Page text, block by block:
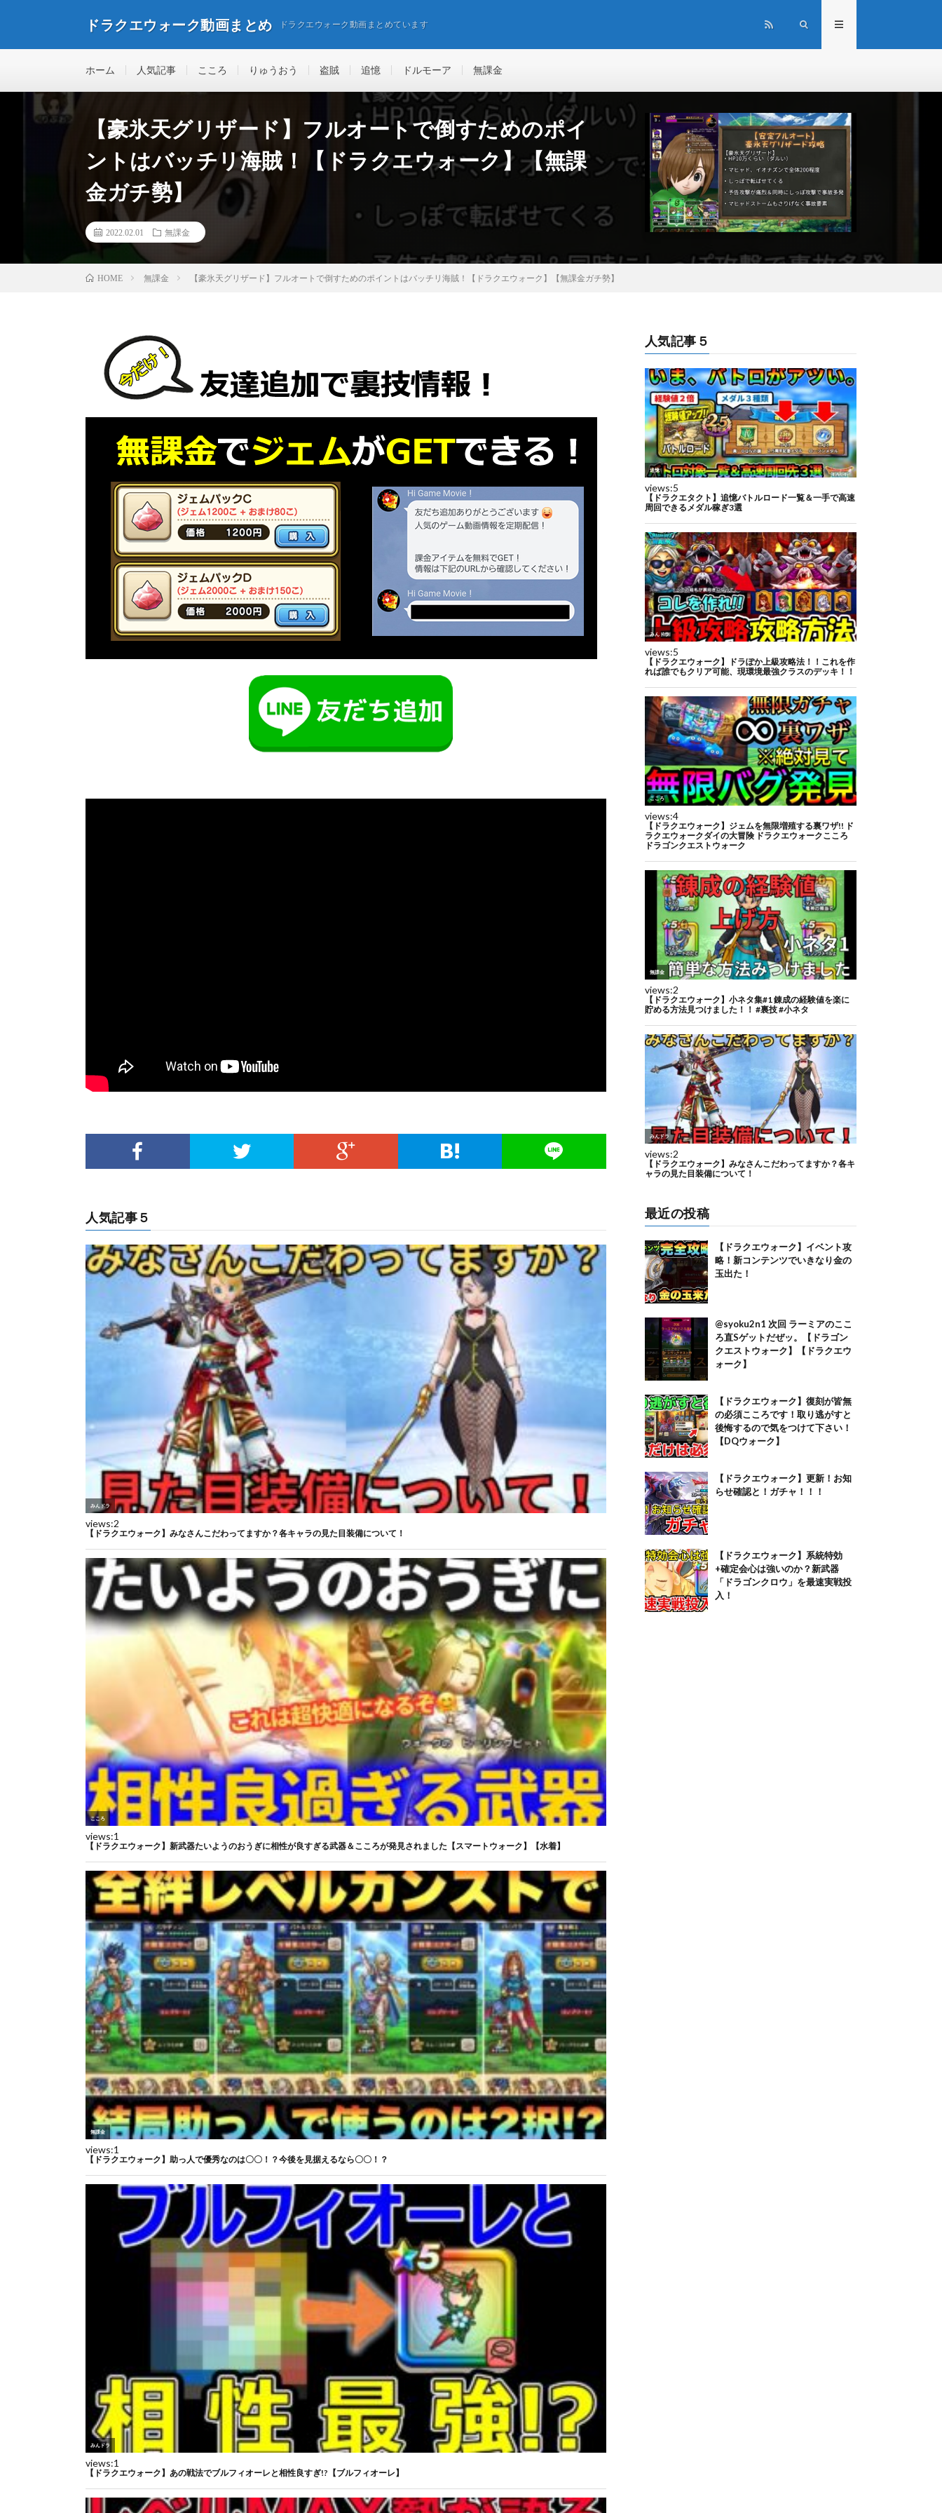
ドラクエウォーク動画まとめ ドラクエウォーク動画まとめています
ホーム 人気記事 こころ りゅうおう 盗賊 追憶 ドルモーア 無課金
【豪氷天グリザード】フルオートで倒すためのポイ
ントはバッチリ海賊！【ドラクエウォーク】【無課
金ガチ勢】
2022.02.01 無課金
HOME 無課金 【豪氷天グリザード】フルオートで倒すためのポイントはバッチリ海賊！【ドラクエウォーク】【無課金ガチ勢】
人気記事５
人気記事５
最近の投稿
【ドラクエウォーク】イベント攻
略！新コンテンツでいきなり金の
玉出た！
@syoku2n1 次回 ラーミアのここ
ろ直Sゲットだぜッ。【ドラゴン
クエストウォーク】【ドラクエウ
ォーク】
【ドラクエウォーク】復刻が皆無
の必須こころです！取り逃がすと
後悔するので気をつけて下さい！
【DQウォーク】
【ドラクエウォーク】更新！お知
らせ確認と！ガチャ！！！
【ドラクエウォーク】系統特効
+確定会心は強いのか？新武器
「ドラゴンクロウ」を最速実戦投
入！